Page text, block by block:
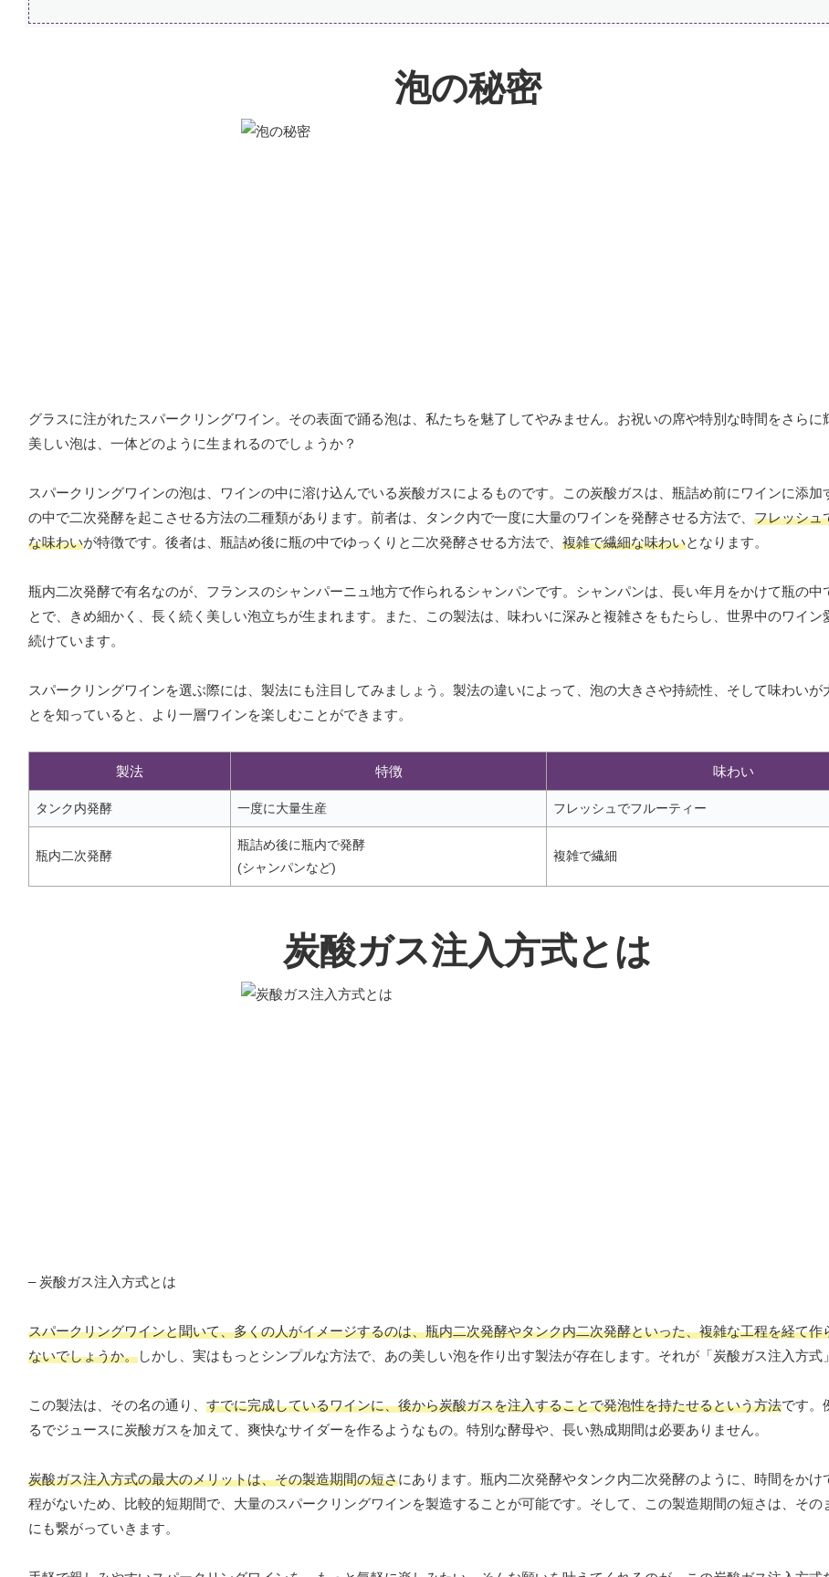
泡の秘密
グラスに注がれたスパークリングワイン。その表面で踊る泡は、私たちを魅了してやみません。お祝いの席や特別な時間をさらに
美しい泡は、一体どのように生まれるのでしょうか？
スパークリングワインの泡は、ワインの中に溶け込んでいる炭酸ガスによるものです。この炭酸ガスは、瓶詰め前にワインに添加
の中で二次発酵を起こさせる方法の二種類があります。前者は、タンク内で一度に大量のワインを発酵させる方法で、 フレッシュ
な味わいが特徴です。後者は、瓶詰め後に瓶の中でゆっくりと二次発酵させる方法で、 複雑で繊細な味わいとなります。
瓶内二次発酵で有名なのが、フランスのシャンパーニュ地方で作られるシャンパンです。シャンパンは、長い年月をかけて瓶の中
とで、きめ細かく、長く続く美しい泡立ちが生まれます。また、この製法は、味わいに深みと複雑さをもたらし、世界中のワイン
続けています。
スパークリングワインを選ぶ際には、製法にも注目してみましょう。製法の違いによって、泡の大きさや持続性、そして味わいが
とを知っていると、より一層ワインを楽しむことができます。
製法 特徴 味わい
タンク内発酵 一度に大量生産 フレッシュでフルーティー
瓶内二次発酵
瓶詰め後に瓶内で発酵
(シャンパンなど)
複雑で繊細
炭酸ガス注入方式とは
– 炭酸ガス注入方式とは
スパークリングワインと聞いて、多くの人がイメージするのは、瓶内二次発酵やタンク内二次発酵といった、複雑な工程を経て作
ないでしょうか。しかし、実はもっとシンプルな方法で、あの美しい泡を作り出す製法が存在します。それが「炭酸ガス注入方式
この製法は、その名の通り、 すでに完成しているワインに、後から炭酸ガスを注入することで発泡性を持たせるという方法です。
るでジュースに炭酸ガスを加えて、爽快なサイダーを作るようなもの。特別な酵母や、長い熟成期間は必要ありません。
炭酸ガス注入方式の最大のメリットは、その製造期間の短さにあります。瓶内二次発酵やタンク内二次発酵のように、時間をかけ
程がないため、比較的短期間で、大量のスパークリングワインを製造することが可能です。そして、この製造期間の短さは、その
にも繋がっていきます。